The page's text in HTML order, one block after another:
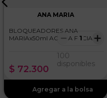
ANA MARIA
BLOQUEADORES ANA
MARIAx50ml ACQUA FACIAL
$ 72.300
＋
－
100
disponibles